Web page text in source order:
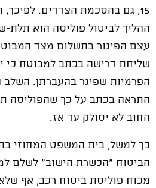
15, גם בהסכמת הצדדים.
ההליך לביטול פוליסה הוא
עצם הפיגור בתשלום מצד
הפרמיות שפיגר בהעברתן.
החוב לא יסולק עד אז.
כך למשל, בית המשפט המחוזי
הביטוח "הכשרת הישוב" לשלם
מכוח פוליסת ביטוח רכב, אף